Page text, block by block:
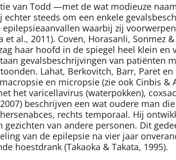
van Todd —met de wat modieuze
steeds om een enkele
waarbij zij
al., 2011). Coven, Horasanli, Sonmez
haar hoofd in de spiegel heel klein en
gevalsbeschrijvingen van patiënten
Lahat, Berkovitch, Barr, Paret
en micropsie (zie ook Cinbis &
het varicellavirus (waterpokken),
beschrijven een wat oudere man
rechts temporaal. Hij
van andere personen. Dit
van de epilepsie na vier jaar
hoestdrank (Takaoka & Takata, 1995).